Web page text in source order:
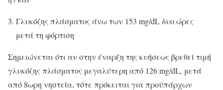
Γλυκόζης πλάσματος άνω των 153 mg/dL δυο ώρες
μετά τη φόρτιση
Σημειώνεται ότι αν στην έναρξη της κυήσεως βρεθεί τιμή
γλυκόζης πλάσματος μεγαλύτερη από 126 mg/dL, μετά
από 8ωρη νηστεία, τότε πρόκειται για προϋπάρχων